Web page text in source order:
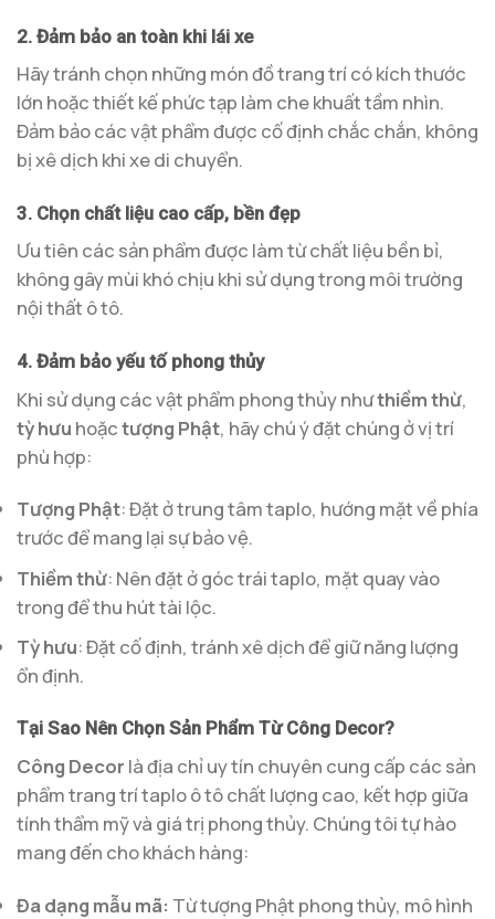
2. Đảm bảo an toàn khi lái xe
Hãy tránh chọn những món đồ trang trí có kích thước
lớn hoặc thiết kế phức tạp làm che khuất tầm nhìn.
Đảm bảo các vật phẩm được cố định chắc chắn, không
bị xê dịch khi xe di chuyển.
3. Chọn chất liệu cao cấp, bền đẹp
Ưu tiên các sản phẩm được làm từ chất liệu bền bỉ,
không gây mùi khó chịu khi sử dụng trong môi trường
nội thất ô tô.
4. Đảm bảo yếu tố phong thủy
Khi sử dụng các vật phẩm phong thủy nhưthiềm thừ,
tỳ hưu hoặctượng Phật, hãy chú ý đặt chúng ở vị trí
phù hợp:
Tượng Phật: Đặt ở trung tâm taplo, hướng mặt về phía
trước để mang lại sự bảo vệ.
Thiềm thừ: Nên đặt ở góc trái taplo, mặt quay vào
trong để thu hút tài lộc.
Tỳ hưu: Đặt cố định, tránh xê dịch để giữ năng lượng
ổn định.
Tại Sao Nên Chọn Sản Phẩm Từ Công Decor?
Công Decor là địa chỉ uy tín chuyên cung cấp các sản
phẩm trang trí taplo ô tô chất lượng cao, kết hợp giữa
tính thẩm mỹ và giá trị phong thủy. Chúng tôi tự hào
mang đến cho khách hàng:
Đa dạng mẫu mã: Từ tượng Phật phong thủy, mô hình